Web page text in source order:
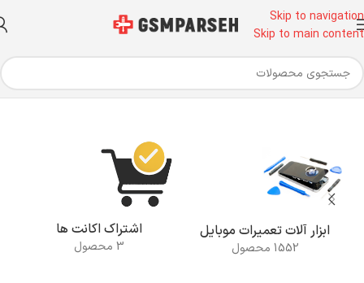
Skip to navigation
Skip to main content
خانه محصولات برچسب خورده “4پر”
ابزار آلات تعمیرات موبایل
1552 محصول
اشتراک اکانت ها
3 محصول